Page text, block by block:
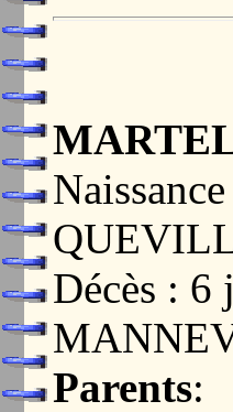
Décès :
Parents: